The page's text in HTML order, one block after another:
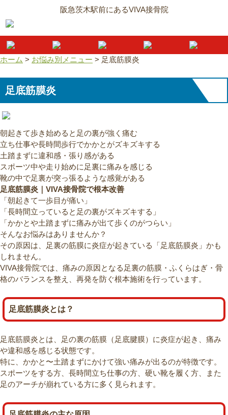
阪急茨木駅前にあるVIVA接骨院
ホーム > お悩み別メニュー > 足底筋膜炎
足底筋膜炎
朝起きて歩き始めると足の裏が強く痛む
立ち仕事や長時間歩行でかかとがズキズキする
土踏まずに違和感・張り感がある
スポーツ中や走り始めに足裏に痛みを感じる
靴の中で足裏が突っ張るような感覚がある
足底筋膜炎｜VIVA接骨院で根本改善
「朝起きて一歩目が痛い」
「長時間立っていると足の裏がズキズキする」
「かかとや土踏まずに痛みが出て歩くのがつらい」
そんなお悩みはありませんか？
その原因は、足裏の筋膜に炎症が起きている「足底筋膜炎」かも
しれません。
VIVA接骨院では、痛みの原因となる足裏の筋膜・ふくらはぎ・骨
格のバランスを整え、再発を防ぐ根本施術を行っています。
足底筋膜炎とは？
足底筋膜炎とは、足の裏の筋膜（足底腱膜）に炎症が起き、痛み
や違和感を感じる状態です。
特に、かかと〜土踏まずにかけて強い痛みが出るのが特徴です。
スポーツをする方、長時間立ち仕事の方、硬い靴を履く方、また
足のアーチが崩れている方に多く見られます。